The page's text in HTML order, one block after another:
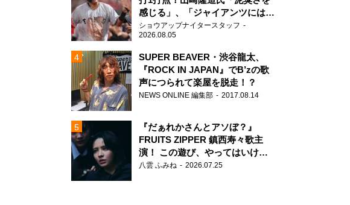
感じる」、「ジャイアンツには少
ないタイプ」
ショウアップナイタースタッフ
2026.08.05
SUPER BEAVER・渋谷龍太、
『ROCK IN JAPAN』でB’zの歌
声につられて楽屋を脱走！？
NEWS ONLINE 編集部 2017.08.14
『だぁれかさんとアソぼ？』
FRUITS ZIPPER 鎮西寿々歌主
演！ この遊び、やってはいけま
せん。
八雲 ふみね 2026.07.25